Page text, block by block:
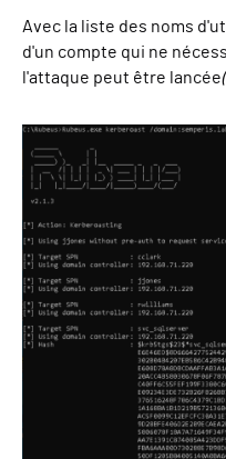
Avec la liste des noms
d'un compte qui ne
l'attaque peut être lancée